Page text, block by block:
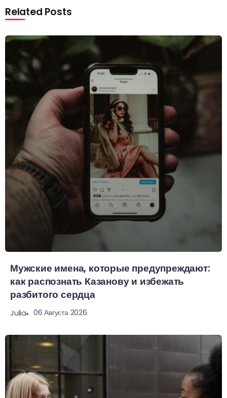
Related Posts
Мужские имена, которые предупреждают:
как распознать Казанову и избежать
разбитого сердца
Julia 06 Августа 2026